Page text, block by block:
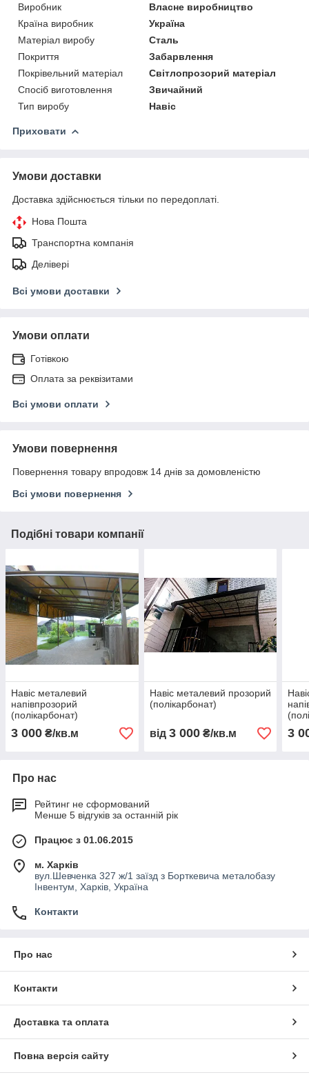
Виробник
Власне виробництво
Країна виробник
Україна
Матеріал виробу
Сталь
Покриття
Забарвлення
Покрівельний матеріал
Світлопрозорий матеріал
Спосіб виготовлення
Звичайний
Тип виробу
Навіс
Приховати
Умови доставки
Доставка здійснюється тільки по передоплаті.
Нова Пошта
Транспортна компанія
Делівері
Всі умови доставки
Умови оплати
Готівкою
Оплата за реквізитами
Всі умови оплати
Умови повернення
Повернення товару впродовж 14 днів за домовленістю
Всі умови повернення
Подібні товари компанії
Навіс металевий
напівпрозорий
(полікарбонат)
3 000 ₴/кв.м
Навіс металевий прозорий
(полікарбонат)
від 3 000₴/кв.м 3
Про нас
Рейтинг не сформований
Менше 5 відгуків за останній рік
Працює з 01.06.2015
м. Харків
вул.Шевченка 327 ж/1 заїзд з Борткевича металобазу
Інвентум, Харків, Україна
Контакти
Про нас
Контакти
Доставка та оплата
Повна версія сайту